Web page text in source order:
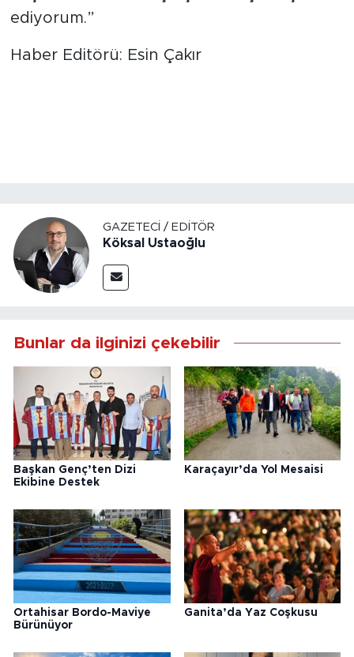
ediyorum.”
Haber Editörü: Esin Çakır
GAZETECI / EDITÖR
Köksal Ustaoğlu
Bunlar da ilginizi çekebilir
Başkan Genç’ten Dizi
Ekibine Destek
Karaçayır’da Yol Mesaisi
Ortahisar Bordo-Maviye
Bürünüyor
Ganita’da Yaz Coşkusu